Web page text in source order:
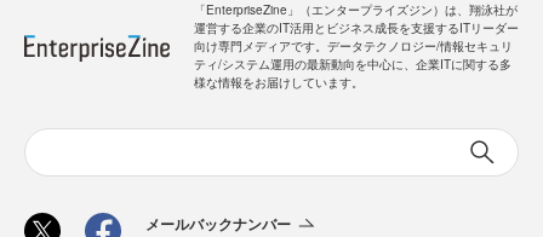
「EnterpriseZine」（エンタープライズジン）は、翔泳社が
運営する企業のIT活用とビジネス成長を支援するITリーダー
向け専門メディアです。データテクノロジー/情報セキュリ
ティ/システム運用の最新動向を中心に、企業ITに関する多
様な情報をお届けしています。
メールバックナンバー